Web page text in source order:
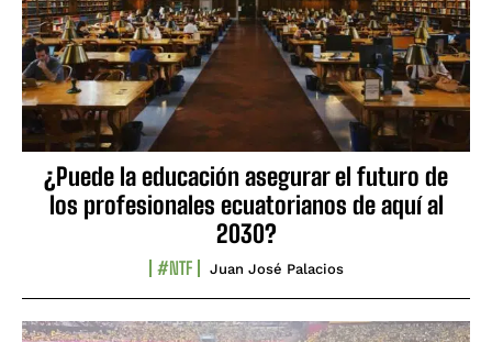
¿Puede la educación asegurar el futuro de
los profesionales ecuatorianos de aquí al
2030?
#NTF Juan José Palacios